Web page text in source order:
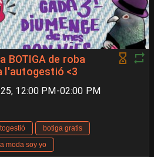
BOTIGA de roba
l'autogestió <3
12:00 PM-02:00 PM
botiga gratis
moda soy yo